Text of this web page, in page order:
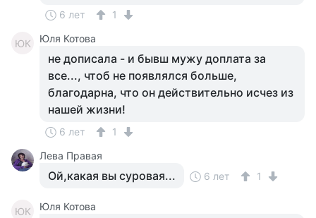
6 лет 1
ЮК Юля Котова
не дописала - и бывш мужу доплата за
все..., чтоб не появлялся больше,
благодарна, что он действительно исчез из
нашей жизни!
6 лет
1
Лева Правая
Ой,какая вы суровая... 6 лет 1
ЮК Юля Котова